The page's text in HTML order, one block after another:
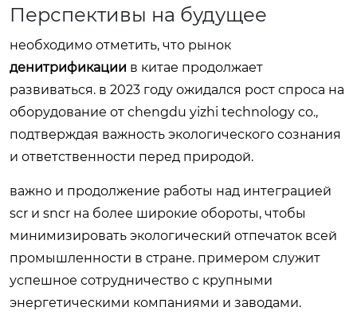
Перспективы на будущее
необходимо отметить, что рынок
денитрификации в китае продолжает
развиваться. в 2023 году ожидался рост спроса на
оборудование от chengdu yizhi technology co.,
подтверждая важность экологического сознания
и ответственности перед природой.
важно и продолжение работы над интеграцией
scr и sncr на более широкие обороты, чтобы
минимизировать экологический отпечаток всей
промышленности в стране. примером служит
успешное сотрудничество с крупными
энергетическими компаниями и заводами.